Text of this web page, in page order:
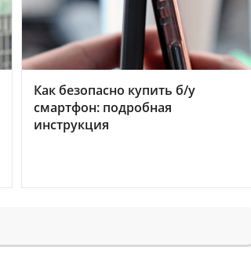
Как безопасно купить б/у
смартфон: подробная
инструкция